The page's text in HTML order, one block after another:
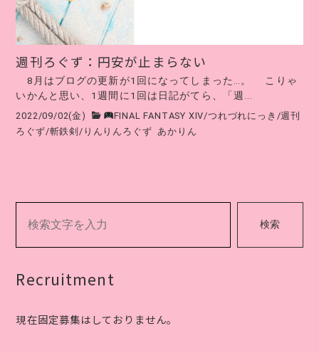
週刊ろぐず：円安が止まらない
8月はブログの更新が1回になってしまった…。 こりゃ
いかんと思い、1週間に1回は日記がてら、「週...
2022/09/02(金) FINAL FANTASY XIV/つれづれにっき /週刊
ろぐず/斬鉄剣 / りんりんろぐず あかりん
検索
Recruitment
現在固定募集はしておりません。